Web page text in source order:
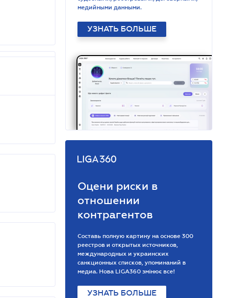
медийными данными.
УЗНАТЬ БОЛЬШЕ
Оцени риски в
отношении
контрагентов
Составь полную картину на основе 300
реестров и открытых источников,
международных и украинских
санкционных списков, упоминаний в
медиа. Нова LIGA360 змінює все!
УЗНАТЬ БОЛЬШЕ